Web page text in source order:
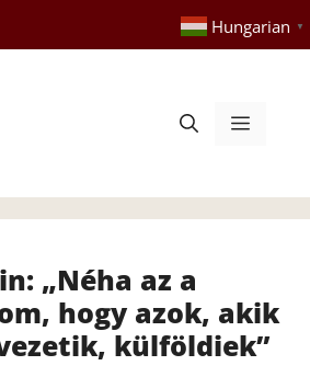
Hungarian ▼
Menü
„Néha az a
hogy azok, akik
külföldiek”